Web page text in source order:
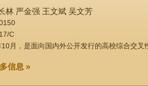
林 严金强 王文斌 吴文芳
C
月，是面向国内外公开发行的高校综合交叉
信息 »